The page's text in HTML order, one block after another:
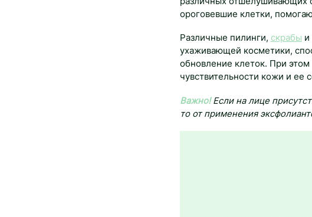
ороговевшие клетки,
Различные пилинги, скрабы и
ухаживающей косметики,
обновление клеток. При
чувствительности кожи и ее
Важно!Если на лице
то от применения